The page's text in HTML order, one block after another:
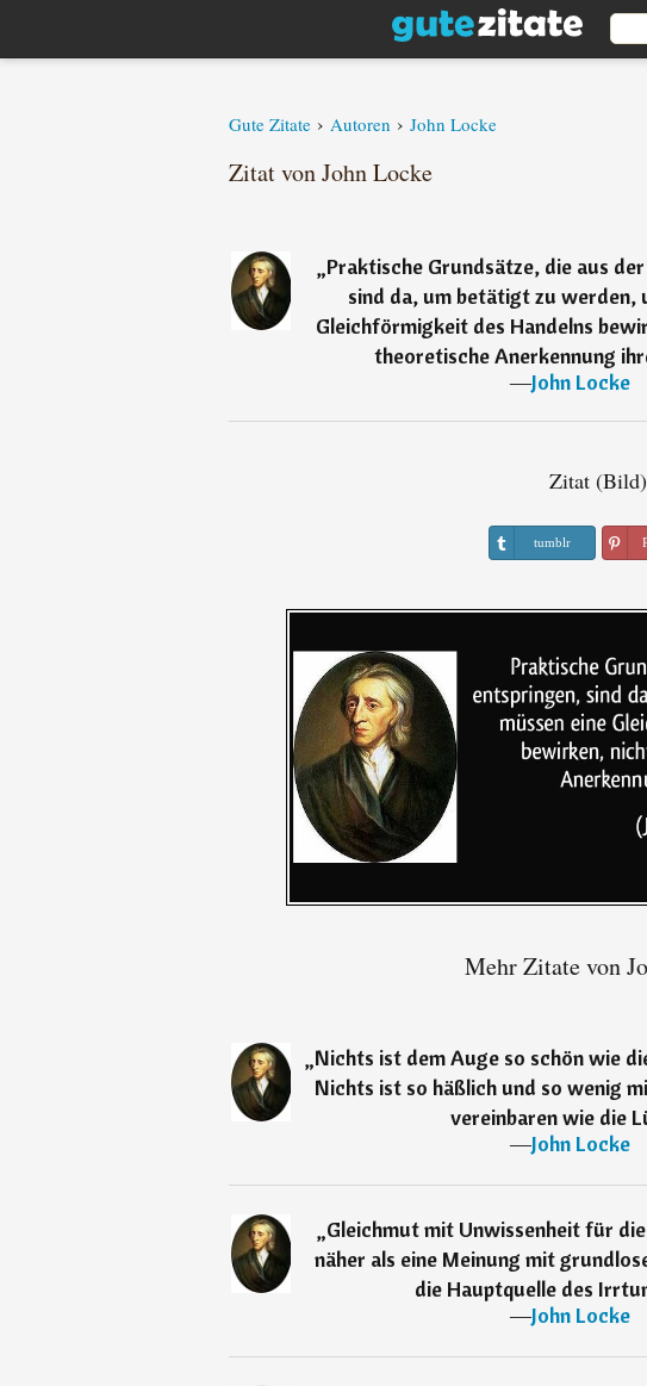
Gute Zitate › Autoren › John Locke
Zitat von John Locke
„Praktische Grundsätze, die aus
sind da, um betätigt zu werden,
Gleichförmigkeit des Handelns
theoretische Anerkennung
―John Locke
Zitat
tumblr
Mehr Zitate von
„Nichts ist dem Auge so schön wie
Nichts ist so häßlich und so wenig
vereinbaren wie die
―John Locke
„Gleichmut mit Unwissenheit für
näher als eine Meinung mit
die Hauptquelle des
―John Locke